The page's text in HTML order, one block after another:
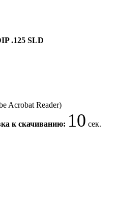
.125 SLD
Acrobat Reader)
к скачиванию: 10 сек.